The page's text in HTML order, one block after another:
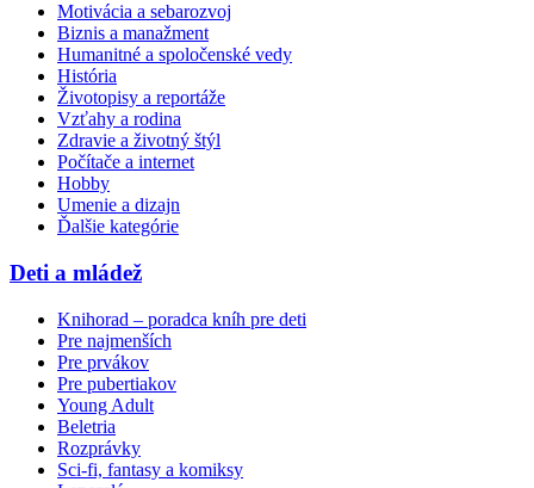
Motivácia a sebarozvoj
Biznis a manažment
Humanitné a spoločenské vedy
História
Životopisy a reportáže
Vzťahy a rodina
Zdravie a životný štýl
Počítače a internet
Hobby
Umenie a dizajn
Ďalšie kategórie
Deti a mládež
Knihorad – poradca kníh pre deti
Pre najmenších
Pre prvákov
Pre pubertiakov
Young Adult
Beletria
Rozprávky
Sci-fi, fantasy a komiksy